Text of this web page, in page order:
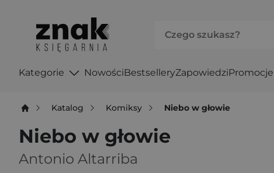
Kategorie NowościBestselleryZapowiedziPromocje
Katalog Komiksy Niebo w głowie
Niebo w głowie
Antonio Altarriba